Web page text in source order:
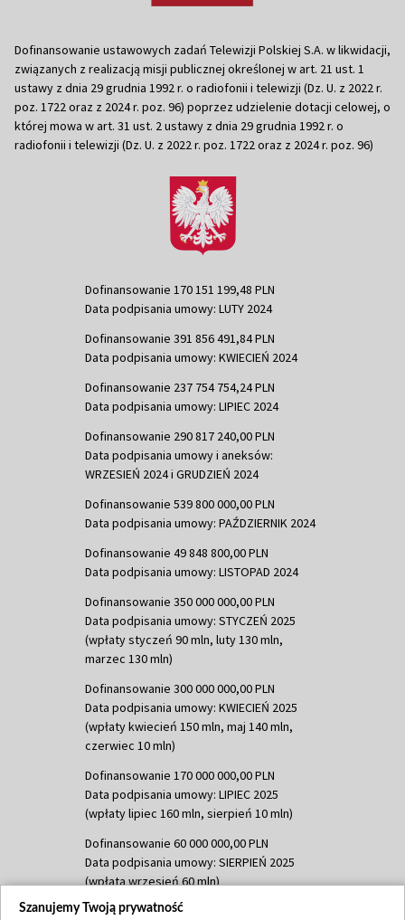
Dofinansowanie ustawowych zadań Telewizji Polskiej S.A. w likwidacji,
związanych z realizacją misji publicznej określonej w art. 21 ust. 1
ustawy z dnia 29 grudnia 1992 r. o radiofonii i telewizji (Dz. U. z 2022 r.
poz. 1722 oraz z 2024 r. poz. 96) poprzez udzielenie dotacji celowej, o
której mowa w art. 31 ust. 2 ustawy z dnia 29 grudnia 1992 r. o
radiofonii i telewizji (Dz. U. z 2022 r. poz. 1722 oraz z 2024 r. poz. 96)
Dofinansowanie 170 151 199,48 PLN
Data podpisania umowy: LUTY 2024
Dofinansowanie 391 856 491,84 PLN
Data podpisania umowy: KWIECIEŃ 2024
Dofinansowanie 237 754 754,24 PLN
Data podpisania umowy: LIPIEC 2024
Dofinansowanie 290 817 240,00 PLN
Data podpisania umowy i aneksów:
WRZESIEŃ 2024 i GRUDZIEŃ 2024
Dofinansowanie 539 800 000,00 PLN
Data podpisania umowy: PAŹDZIERNIK 2024
Dofinansowanie 49 848 800,00 PLN
Data podpisania umowy: LISTOPAD 2024
Dofinansowanie 350 000 000,00 PLN
Data podpisania umowy: STYCZEŃ 2025
(wpłaty styczeń 90 mln, luty 130 mln,
marzec 130 mln)
Dofinansowanie 300 000 000,00 PLN
Data podpisania umowy: KWIECIEŃ 2025
(wpłaty kwiecień 150 mln, maj 140 mln,
czerwiec 10 mln)
Dofinansowanie 170 000 000,00 PLN
Data podpisania umowy: LIPIEC 2025
(wpłaty lipiec 160 mln, sierpień 10 mln)
Dofinansowanie 60 000 000,00 PLN
Data podpisania umowy: SIERPIEŃ 2025
(wpłata wrzesień 60 mln)
Dofinansowanie 635 783 051,21 PLN
Szanujemy Twoją prywatność